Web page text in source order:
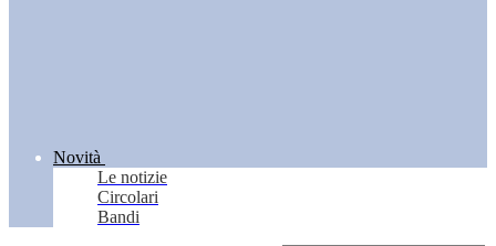
Novità
Le notizie
Circolari
Bandi